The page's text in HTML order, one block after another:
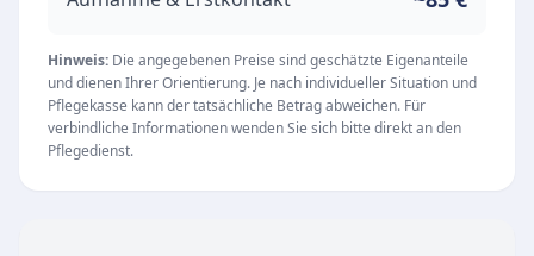
Unsere Leistungen und Werte
Als rein ambulanter Dienstleister konzentriert
sich die Emily Pflegedienst GmbH darauf,
Menschen ein selbstbestimmtes Leben in ihrer
vertrauten Umgebung zu ermöglichen. Das
Hinweis: Die angegebenen Preise sind geschätzte Eigenanteile
und dienen Ihrer Orientierung. Je nach individueller Situation und
Pflegekasse kann der tatsächliche Betrag abweichen. Für
verbindliche Informationen wenden Sie sich bitte direkt an den
Pflegedienst.